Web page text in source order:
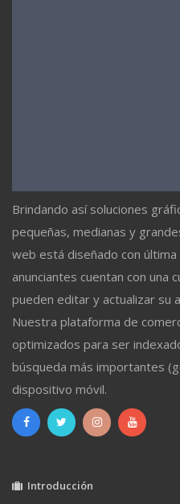
Brindando así soluciones
pequeñas, medianas y
web está diseñado con
anunciantes cuentan con una
pueden editar y actualizar su
Nuestra plataforma de
optimizados para ser
búsqueda más importantes
dispositivo móvil.
Introducción